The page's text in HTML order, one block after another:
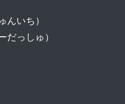
んいち）
だっしゅ）